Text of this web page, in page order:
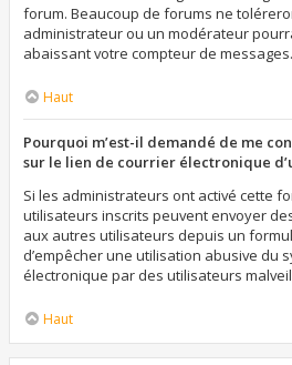
forum. Beaucoup de forums ne
administrateur ou un modérateur
abaissant votre compteur de messages.
Haut
Pourquoi m’est-il demandé de me
sur le lien de courrier électronique
Si les administrateurs ont activé cette
utilisateurs inscrits peuvent envoyer
aux autres utilisateurs depuis un
d’empêcher une utilisation abusive du
électronique par des utilisateurs
Haut